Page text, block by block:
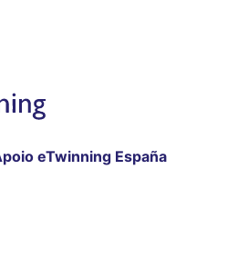
eTwinning España